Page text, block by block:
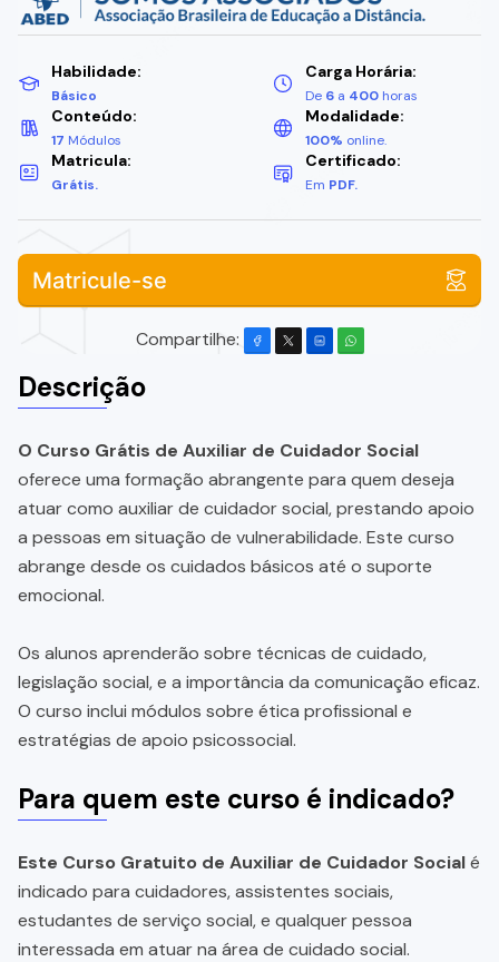
Habilidade:
Básico
Carga Horária:
De 6 a 400 horas
Conteúdo:
17 Módulos
Modalidade:
100% online.
Matricula:
Grátis.
Certificado:
Em PDF.
Matricule-se
Compartilhe:
Descrição
O Curso Grátis de Auxiliar de Cuidador Social
oferece uma formação abrangente para quem deseja
atuar como auxiliar de cuidador social, prestando apoio
a pessoas em situação de vulnerabilidade. Este curso
abrange desde os cuidados básicos até o suporte
emocional.
Os alunos aprenderão sobre técnicas de cuidado,
legislação social, e a importância da comunicação eficaz.
O curso inclui módulos sobre ética profissional e
estratégias de apoio psicossocial.
Para quem este curso é indicado?
Este Curso Gratuito de Auxiliar de Cuidador Socialé
indicado para cuidadores, assistentes sociais,
estudantes de serviço social, e qualquer pessoa
interessada em atuar na área de cuidado social.